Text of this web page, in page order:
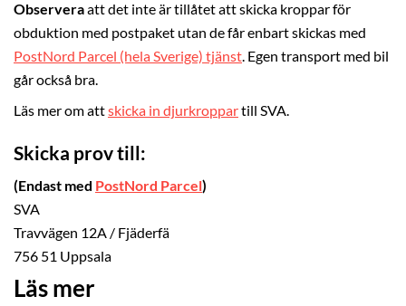
Observeraatt det inte är tillåtet att skicka kroppar för
obduktion med postpaket utan de får enbart skickas med
PostNord Parcel (hela Sverige) tjänst. Egen transport med bil
går också bra.
Läs mer om attskicka in djurkroppartill SVA.
Skicka prov till:
(Endast med PostNord Parcel)
SVA
Travvägen 12A / Fjäderfä
756 51 Uppsala
Läs mer